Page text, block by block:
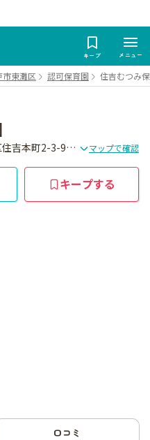
キープ メニュー
市東灘区 認可保育園 住吉むつみ
〒6580051 兵庫県神戸市東灘区住吉本町2-3-9 西地区会館2階 マップで確認
キープする
口コミ